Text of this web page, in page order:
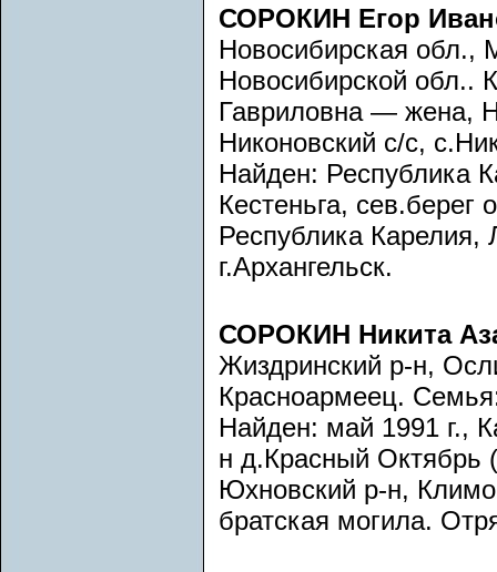
СОРОКИН Егор
Новосибирская обл.,
Новосибирской обл..
Гавриловна — жена,
Никоновский с/с,
Найден: Республика
Кестеньга,
Республика
г.Архангельск.
СОРОКИН Никита
Жиздринский р-н,
Красноармеец.
Найден: май 1991 г.,
н д.Красный Октябрь
Юхновский р-н,
братская могила.